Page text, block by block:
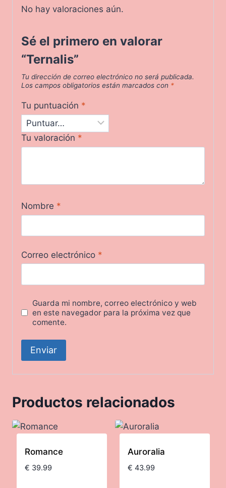
No hay valoraciones aún.
Sé el primero en valorar
“Ternalis”
Tu dirección de correo electrónico no será publicada.
Los campos obligatorios están marcados con *
Tu puntuación *
Tu valoración *
Nombre *
Correo electrónico *
Guarda mi nombre, correo electrónico y web
en este navegador para la próxima vez que
comente.
Productos relacionados
Romance
€ 39.99
Auroralia
€ 43.99